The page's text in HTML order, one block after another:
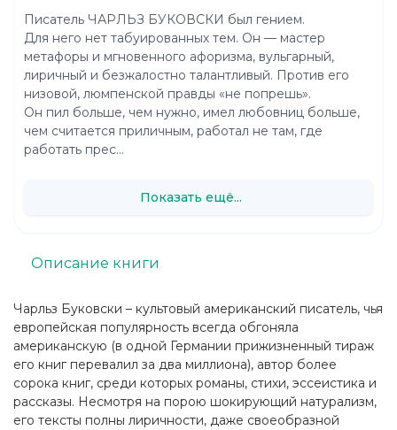
Чарльз Буковски – культовый американский писатель, чья
европейская популярность всегда обгоняла
американскую (в одной Германии прижизненный тираж
его книг перевалил за два миллиона), автор более
сорока книг, среди которых романы, стихи, эссеистика и
рассказы. Несмотря на порою шокирующий натурализм,
его тексты полны лиричности, даже своеобразной
Описание книги
Писатель ЧАРЛЬЗ БУКОВСКИ был гением.
Для него нет табуированных тем. Он — мастер
метафоры и мгновенного афоризма, вульгарный,
лиричный и безжалостно талантливый. Против его
низовой, люмпенской правды «не попрешь».
Он пил больше, чем нужно, имел любовниц больше,
чем считается приличным, работал не там, где
работать прес...
Показать ещё...